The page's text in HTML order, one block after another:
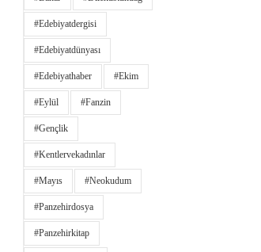
#edebiyatdergisi
#edebiyatdünyası
#edebiyathaber #ekim
#eylül #fanzin
#gençlik
#kentlervekadınlar
#Mayıs #neokudum
#panzehirdosya
#panzehirkitap